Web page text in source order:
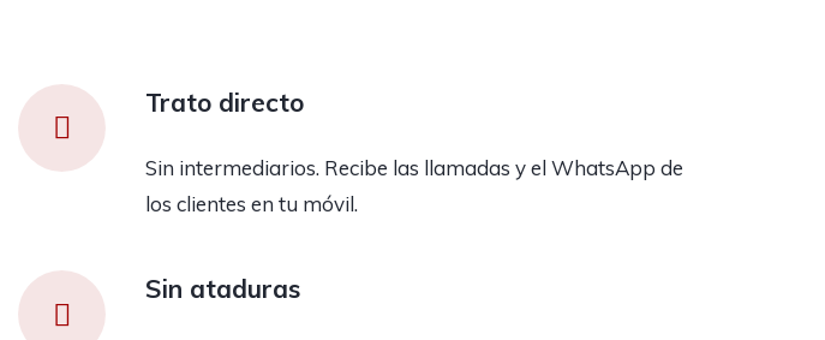
Trato directo
Sin intermediarios. Recibe las llamadas y el WhatsApp de
los clientes en tu móvil.
Sin ataduras